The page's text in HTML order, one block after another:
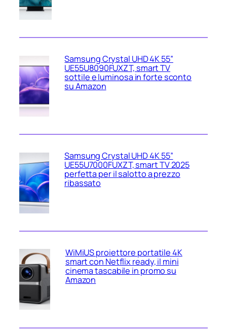
Samsung Crystal UHD 4K 55”
UE55U8090FUXZT, smart TV
sottile e luminosa in forte sconto
su Amazon
Samsung Crystal UHD 4K 55”
UE55U7000FUXZT, smart TV 2025
perfetta per il salotto a prezzo
ribassato
WiMiUS proiettore portatile 4K
smart con Netflix ready, il mini
cinema tascabile in promo su
Amazon